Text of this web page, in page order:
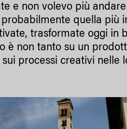
e non volevo più
quella più
trasformate oggi in
è non tanto su un
processi creativi nelle